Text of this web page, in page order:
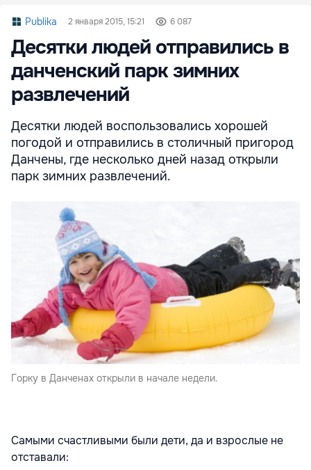
Publika 2 января 2015, 15:21 6 087
Десятки людей отправились в
данченский парк зимних
развлечений
Десятки людей воспользовались хорошей
погодой и отправились в столичный пригород
Данчены, где несколько дней назад открыли
парк зимних развлечений.
Горку в Данченах открыли в начале недели.
Самыми счастливыми были дети, да и взрослые не
отставали: